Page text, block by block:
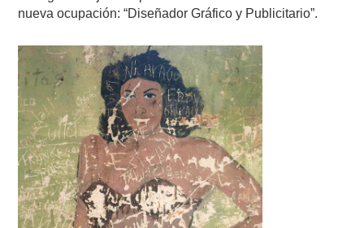
nueva ocupación: “Diseñador Gráfico y Publicitario”.